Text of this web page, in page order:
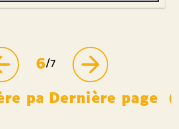
page
6/7
Dernière page